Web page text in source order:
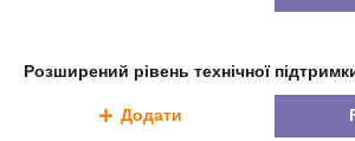
Розширений рівень технічної
Додати